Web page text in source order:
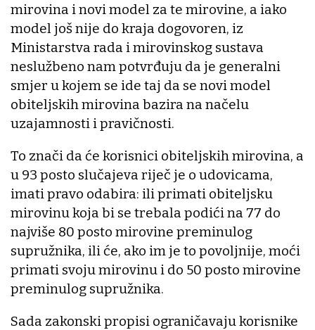
mirovina i novi model za te mirovine, a iako
model još nije do kraja dogovoren, iz
Ministarstva rada i mirovinskog sustava
neslužbeno nam potvrđuju da je generalni
smjer u kojem se ide taj da se novi model
obiteljskih mirovina bazira na načelu
uzajamnosti i pravičnosti.
To znači da će korisnici obiteljskih mirovina, a
u 93 posto slučajeva riječ je o udovicama,
imati pravo odabira: ili primati obiteljsku
mirovinu koja bi se trebala podići na 77 do
najviše 80 posto mirovine preminulog
supružnika, ili će, ako im je to povoljnije, moći
primati svoju mirovinu i do 50 posto mirovine
preminulog supružnika.
Sada zakonski propisi ograničavaju korisnike